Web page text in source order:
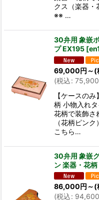
クス（楽器・
※※ …
30弁用 象嵌
プ EX195 [
69,000円 ～(
(税込: 75,900
【ケースの
柄 小物入れ
花柄で装飾さ
（花柄ピン
こちら…
30弁用 象嵌
ン 楽器・花
86,000円 ～(
(税込: 94,600